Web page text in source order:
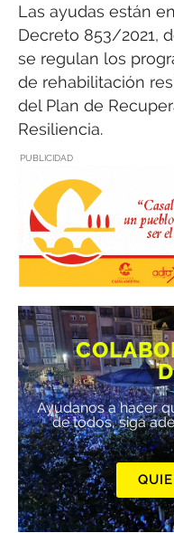
Las ayudas están
Decreto 853/2021,
se regulan los
de rehabilitación
del Plan de
Resiliencia.
PUBLICIDAD
Ayúdanos a hacer
de todos, siga